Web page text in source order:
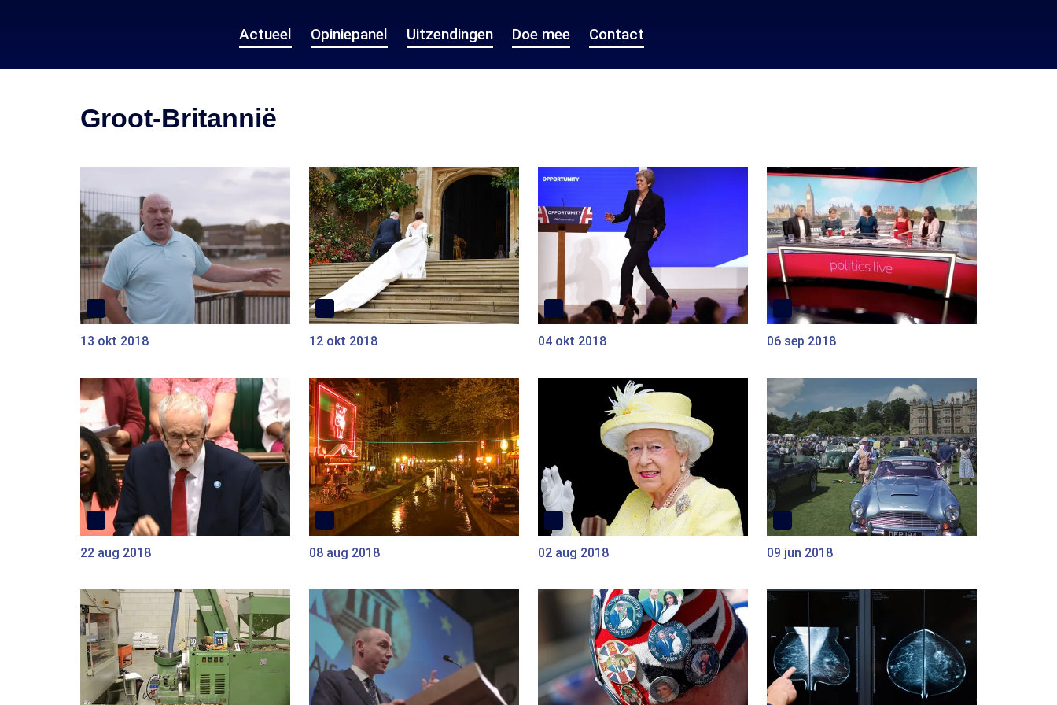
Actueel Opiniepanel Uitzendingen Doe mee Contact
Groot-Britannië
13 okt 2018 12 okt 2018 04 okt 2018 06 sep 2018
22 aug 2018 08 aug 2018 02 aug 2018 09 jun 2018